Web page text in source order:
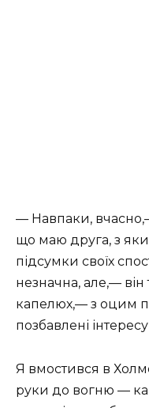
— Навпаки,
що маю друга, з
підсумки своїх
незначна, але,—
капелюх,— з оцим
позбавлені
Я вмостився в
руки до вогню —